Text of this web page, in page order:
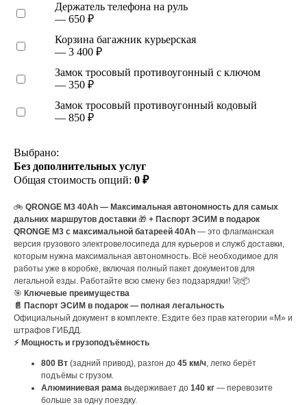
Держатель телефона на руль
— 650 ₽
Корзина багажник курьерская
— 3 400 ₽
Замок тросовый противоугонный с ключом
— 350 ₽
Замок тросовый противоугонный кодовый
— 850 ₽
Выбрано:
Без дополнительных услуг
Общая стоимость опций: 0 ₽
🚲 QRONGE M3 40Ah — Максимальная автономность для самых
дальних маршрутов доставки 🎁 + Паспорт ЭСИМ в подарок
QRONGE M3 с максимальной батареей 40Ah — это флагманская
версия грузового электровелосипеда для курьеров и служб доставки,
которым нужна максимальная автономность. Всё необходимое для
работы уже в коробке, включая полный пакет документов для
легальной езды. Работайте всю смену без подзарядки! 🚀📦
🎯 Ключевые преимущества
📄 Паспорт ЭСИМ в подарок — полная легальность
Официальный документ в комплекте. Ездите без прав категории «М» и
штрафов ГИБДД.
⚡ Мощность и грузоподъёмность
800 Вт (задний привод), разгон до 45 км/ч, легко берёт
подъёмы с грузом.
Алюминиевая рама выдерживает до 140 кг — перевозите
больше за одну поездку.